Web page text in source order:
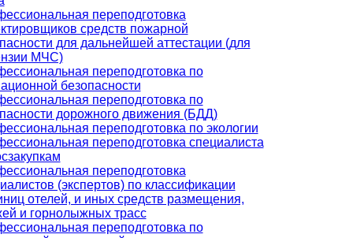
переподготовка
средств пожарной
для дальнейшей аттестации (для
МЧС)
переподготовка по
безопасности
переподготовка по
дорожного движения (БДД)
переподготовка по экологии
переподготовка специалиста
переподготовка
(экспертов) по классификации
отелей, и иных средств размещения,
и горнолыжных трасс
переподготовка по